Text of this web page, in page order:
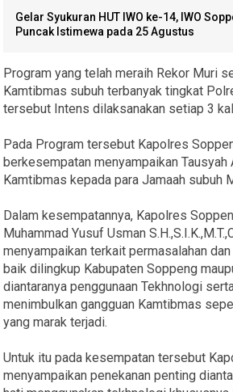
Gelar Syukuran HUT IWO ke-14, IWO
Puncak Istimewa pada 25 Agustus
Program yang telah meraih Rekor Muri
Kamtibmas subuh terbanyak tingkat
tersebut Intens dilaksanakan setiap 3
Pada Program tersebut Kapolres
berkesempatan menyampaikan Tausyah
Kamtibmas kepada para Jamaah subuh
Dalam kesempatannya, Kapolres
Muhammad Yusuf Usman
menyampaikan terkait permasalahan
baik dilingkup Kabupaten Soppeng
diantaranya penggunaan Tekhnologi
menimbulkan gangguan Kamtibmas
yang marak terjadi.
Untuk itu pada kesempatan tersebut
menyampaikan penekanan penting